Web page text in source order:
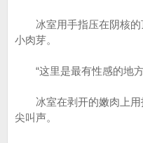
冰室用手指压在阴核的
小肉芽。
“这里是最有性感的地方
冰室在剥开的嫩肉上用
尖叫声。